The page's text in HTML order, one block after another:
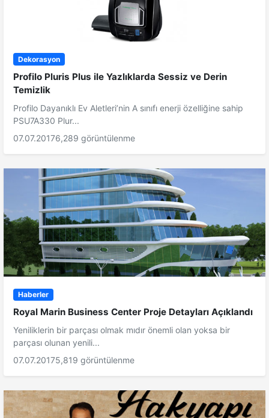
Dekorasyon
Profilo Pluris Plus ile Yazlıklarda Sessiz ve Derin
Temizlik
Profilo Dayanıklı Ev Aletleri’nin A sınıfı enerji özelliğine sahip
PSU7A330 Plur...
07.07.20176,289 görüntülenme
Haberler
Royal Marin Business Center Proje Detayları Açıklandı
Yeniliklerin bir parçası olmak mıdır önemli olan yoksa bir
parçası olunan yenili...
07.07.20175,819 görüntülenme